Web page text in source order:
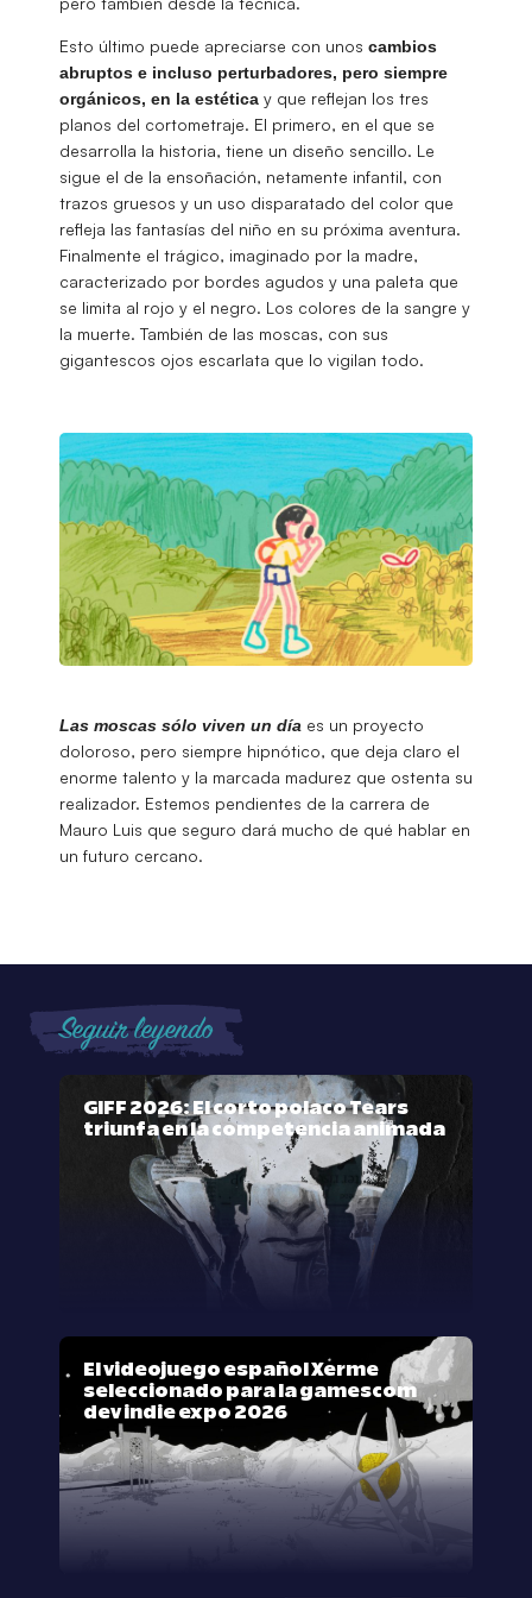
Esto último puede apreciarse con unos cambios
abruptos e incluso perturbadores, pero siempre
orgánicos, en la estética y que reflejan los tres
planos del cortometraje. El primero, en el que se
desarrolla la historia, tiene un diseño sencillo. Le
sigue el de la ensoñación, netamente infantil, con
trazos gruesos y un uso disparatado del color que
refleja las fantasías del niño en su próxima aventura.
Finalmente el trágico, imaginado por la madre,
caracterizado por bordes agudos y una paleta que
se limita al rojo y el negro. Los colores de la sangre y
la muerte. También de las moscas, con sus
gigantescos ojos escarlata que lo vigilan todo.
Las moscas sólo viven un día es un proyecto
doloroso, pero siempre hipnótico, que deja claro el
enorme talento y la marcada madurez que ostenta su
realizador. Estemos pendientes de la carrera de
Mauro Luis que seguro dará mucho de qué hablar en
un futuro cercano.
Seguir leyendo
GIFF 2026: El corto polaco Tears
triunfa en la competencia animada
El videojuego español Xerme
seleccionado para la gamescom
dev indie expo 2026